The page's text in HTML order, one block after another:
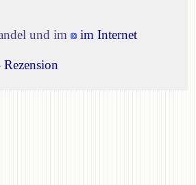
und im
im Internet